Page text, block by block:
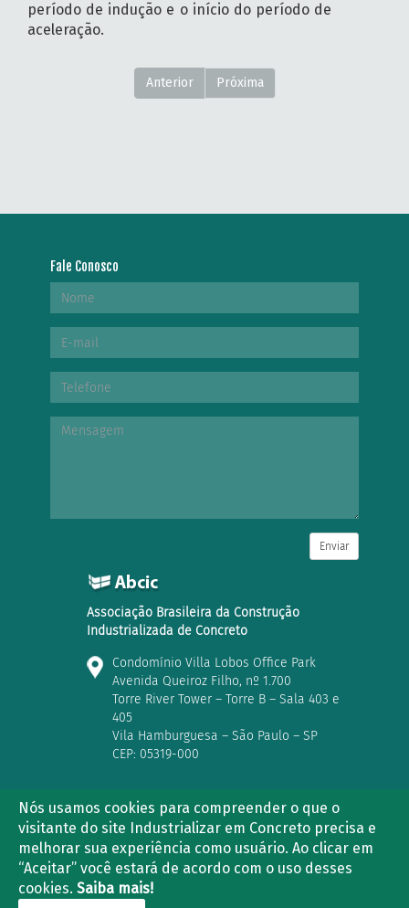
período de indução e o início do período de
aceleração.
Anterior Próxima
Nós usamos cookies para compreender o que o
visitante do site Industrializar em Concreto precisa e
melhorar sua experiência como usuário. Ao clicar em
“Aceitar” você estará de acordo com o uso desses
cookies. Saiba mais!
Fale Conosco
Enviar
Associação Brasileira da Construção
Industrializada de Concreto
Condomínio Villa Lobos Office Park
Avenida Queiroz Filho, nº 1.700
Torre River Tower – Torre B – Sala 403 e
405
Vila Hamburguesa – São Paulo – SP
CEP: 05319-000
(11) 3763-2839 | (11) 3021-5733